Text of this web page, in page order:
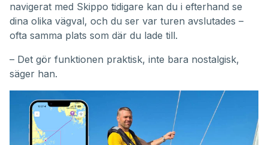
navigerat med Skippo tidigare kan du i efterhand se
dina olika vägval, och du ser var turen avslutades –
ofta samma plats som där du lade till.
– Det gör funktionen praktisk, inte bara nostalgisk,
säger han.